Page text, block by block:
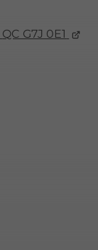
QC G7J 0E1